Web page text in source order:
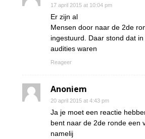
17 april 2015 at 10:04 pm
Er zijn al
Mensen door naar de 2de
ingestuurd. Daar stond dat
audities waren
Reageer
Anoniem
20 april 2015 at 4:43 pm
Ja je moet een reactie
bent naar de 2de ronde een
namelij